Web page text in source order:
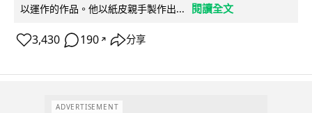
以運作的作品。他以紙皮親手製作出...
閱讀全文
3,430 190 ↗ 分享
ADVERTISEMENT